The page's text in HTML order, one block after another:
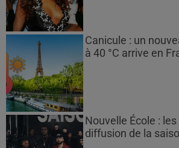
Canicule : un
à 40 °C arrive en
Nouvelle École :
diffusion de la